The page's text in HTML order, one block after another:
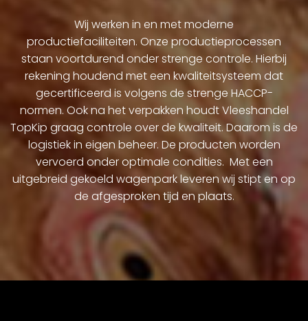
Wij werken in en met moderne
productiefaciliteiten. Onze productieprocessen
staan voortdurend onder strenge controle. Hierbij
rekening houdend met een kwaliteitsysteem dat
gecertificeerd is volgens de strenge HACCP-
normen. Ook na het verpakken houdt Vleeshandel
TopKip graag controle over de kwaliteit. Daarom is de
logistiek in eigen beheer. De producten worden
vervoerd onder optimale condities. Met een
uitgebreid gekoeld wagenpark leveren wij stipt en op
de afgesproken tijd en plaats.